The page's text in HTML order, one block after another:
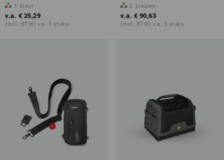
1 kleur
v.a. € 25,29
(incl. BTW) v.a. 3 stuks
2 kleuren
v.a. € 90,63
(incl. BTW) v.a. 3 stuks